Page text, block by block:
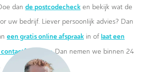
dan de postcodecheck en bekijk wat de
uw bedrijf. Liever persoonlijk advies? Dan
een gratis online afspraak in of laat een
Dan nemen we binnen 24